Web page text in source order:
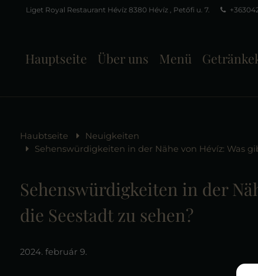
Liget Royal Restaurant Hévíz 8380 Hévíz , Petőfi u. 7.
Hauptseite Über uns Menü
Haubtseite
Neuigkeiten
Sehenswürdigkeiten in der Nähe von Hévíz: Was
Sehenswürdigkeiten in der
die Seestadt zu sehen?
2024. február 9.